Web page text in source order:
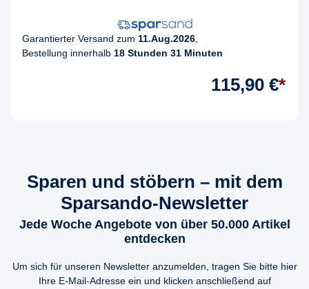
Garantierter Versand zum 11.Aug.2026
Bestellung innerhalb 18 Stunden 31 Minuten
115,90 €*
Sparen und stöbern – mit dem
Sparsando-Newsletter
Jede Woche Angebote von über 50.000 Artikel
entdecken
Um sich für unseren Newsletter anzumelden, tragen Sie bitte hier
Ihre E-Mail-Adresse ein und klicken anschließend auf